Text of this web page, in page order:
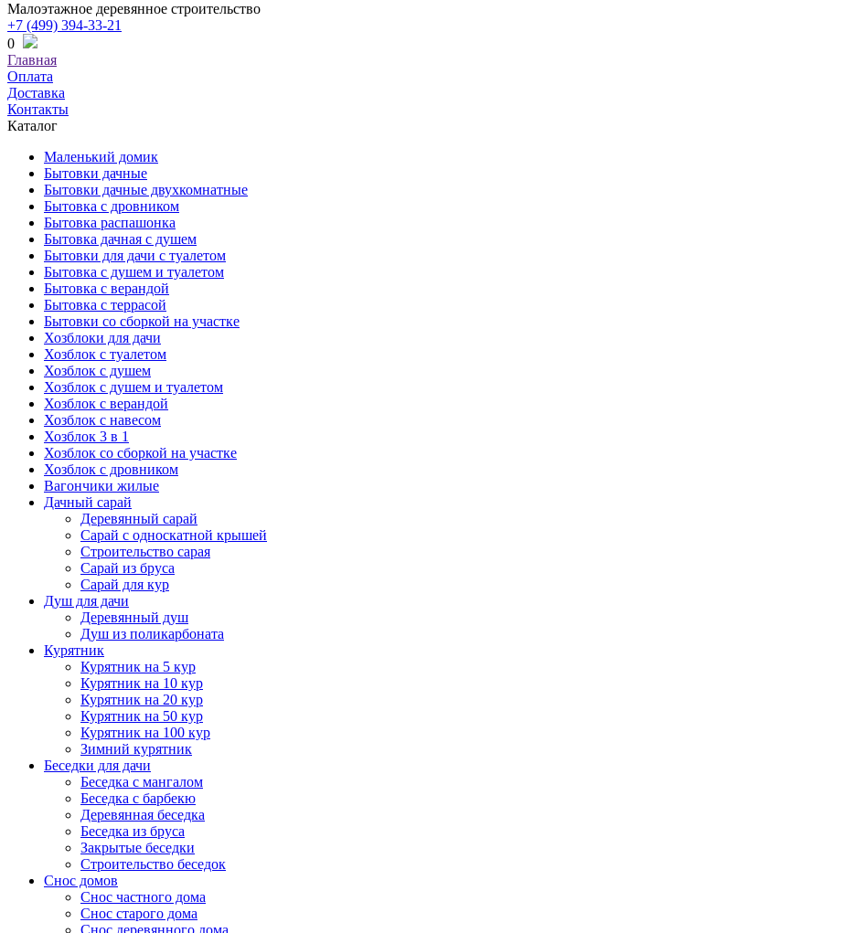
Малоэтажное деревянное строительство
+7 (499) 394-33-21
0
Главная
Оплата
Доставка
Контакты
Каталог
Маленький домик
Бытовки дачные
Бытовки дачные двухкомнатные
Бытовка с дровником
Бытовка распашонка
Бытовка дачная с душем
Бытовки для дачи с туалетом
Бытовка с душем и туалетом
Бытовка с верандой
Бытовка с террасой
Бытовки со сборкой на участке
Хозблоки для дачи
Хозблок с туалетом
Хозблок с душем
Хозблок с душем и туалетом
Хозблок с верандой
Хозблок с навесом
Хозблок 3 в 1
Хозблок со сборкой на участке
Хозблок с дровником
Вагончики жилые
Дачный сарай
Деревянный сарай
Cарай с односкатной крышей
Строительство сарая
Сарай из бруса
Сарай для кур
Душ для дачи
Деревянный душ
Душ из поликарбоната
Курятник
Курятник на 5 кур
Курятник на 10 кур
Курятник на 20 кур
Курятник на 50 кур
Курятник на 100 кур
Зимний курятник
Беседки для дачи
Беседка с мангалом
Беседка с барбекю
Деревянная беседка
Беседка из бруса
Закрытые беседки
Строительство беседок
Снос домов
Снос частного дома
Снос старого дома
Снос деревянного дома